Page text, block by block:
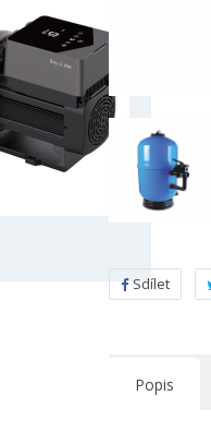
Sdílet
Popis